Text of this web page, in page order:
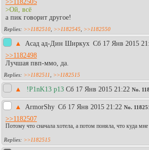
>>1182505
>Ой, всё
а пик говорит другое!
>>1182510 >>1182545 >>1182550
▲ Асад ад-Дин Ширкух Сб 17 Янв 2015
>>1182498
Лучшая пвп-ммо, да.
>>1182511 >>1182515
▲ !P1nK13 p13 Сб 17 Янв 2015 21:22 No.
▲ АrmorShy Сб 17 Янв 2015 21:22 No.
>>1182507
Потому что сначала хотела, а потом поняла, что куда мне
>>1182515